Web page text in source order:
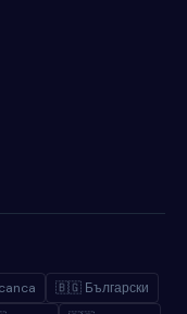
🇧🇬 Български